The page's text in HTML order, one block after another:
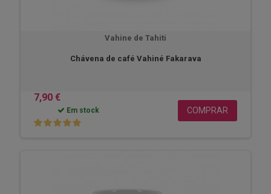
Vahine de Tahiti
Chávena de café Vahiné Fakarava
7,90 €
Em stock COMPRAR